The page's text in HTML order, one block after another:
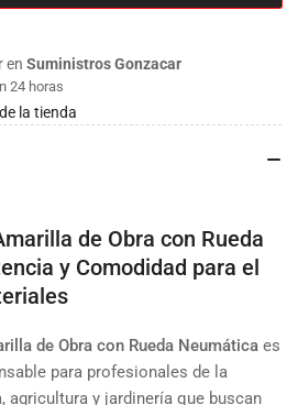
en Suministros Gonzacar
24 horas
la tienda
de Obra con Rueda
y Comodidad para el
de Obra con Rueda Neumática es
para profesionales de la
agricultura y jardinería que buscan